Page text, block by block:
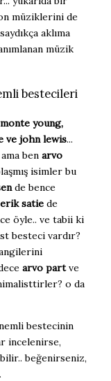
müziklerini de
aklıma
müzik
bestecileri
young,
ve john lewis...
ben arvo
isimler bu
de bence
erik satie de
öyle.. ve tabii ki
besteci vardır?
arvo partve
o da
bestecinin
incelenirse,
beğenirseniz,